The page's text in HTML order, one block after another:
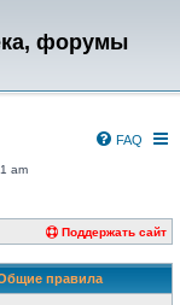
форумы
FAQ
am
Поддержать сайт
правила